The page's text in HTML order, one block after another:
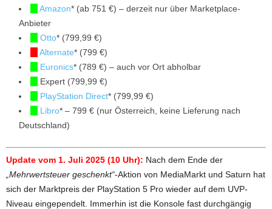
Amazon* (ab 751 €) – derzeit nur über Marketplace-
Anbieter
Otto* (799,99 €)
Alternate* (799 €)
Euronics* (789 €) – auch vor Ort abholbar
Expert (799,99 €)
PlayStation Direct* (799,99 €)
Libro* – 799 € (nur Österreich, keine Lieferung nach
Deutschland)
Update vom 1. Juli 2025 (10 Uhr): Nach dem Ende der
„Mehrwertsteuer geschenkt“-Aktion von MediaMarkt und Saturn hat
sich der Marktpreis der PlayStation 5 Pro wieder auf dem UVP-
Niveau eingependelt. Immerhin ist die Konsole fast durchgängig